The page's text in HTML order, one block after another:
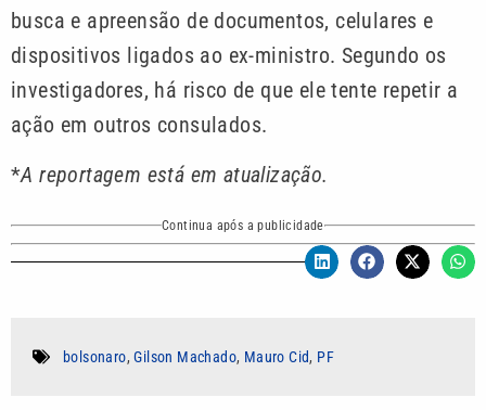
busca e apreensão de documentos, celulares e
dispositivos ligados ao ex-ministro. Segundo os
investigadores, há risco de que ele tente repetir a
ação em outros consulados.
*A reportagem está em atualização.
Continua após a publicidade
bolsonaro,Gilson Machado, Mauro Cid, PF